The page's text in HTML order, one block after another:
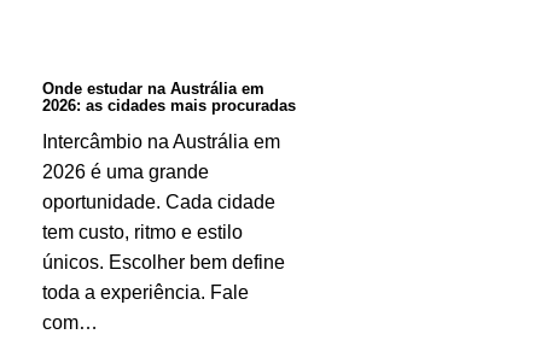
mais
procuradas
Onde estudar na Austrália em
2026: as cidades mais procuradas
Intercâmbio na Austrália em
2026 é uma grande
oportunidade. Cada cidade
tem custo, ritmo e estilo
únicos. Escolher bem define
toda a experiência. Fale
com…